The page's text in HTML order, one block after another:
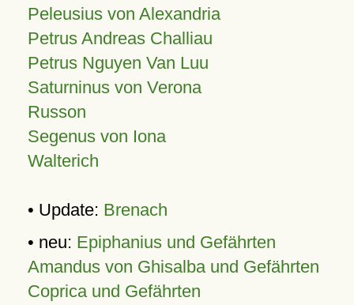
Peleusius von Alexandria
Petrus Andreas Challiau
Petrus Nguyen Van Luu
Saturninus von Verona
Russon
Segenus von Iona
Walterich
• Update: Brenach
• neu: Epiphanius und Gefährten
Amandus von Ghisalba und Gefährten
Coprica und Gefährten